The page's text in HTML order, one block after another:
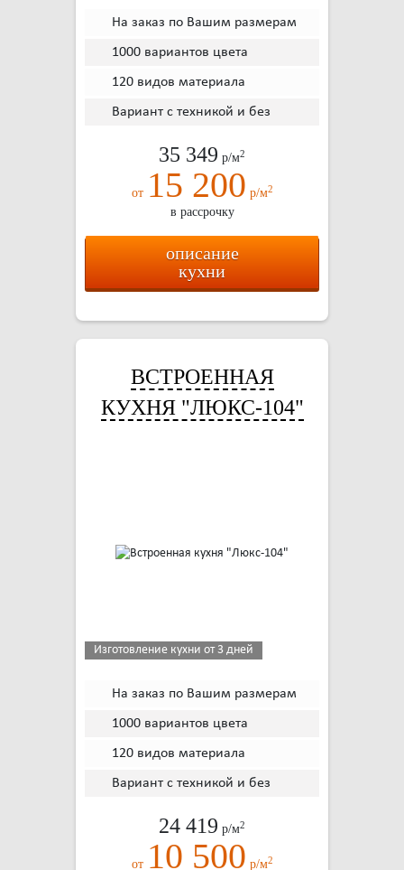
На заказ по Вашим размерам
1000 вариантов цвета
120 видов материала
Вариант с техникой и без
35 349 р/м2
от 15 200 р/м2
в рассрочку
описание
кухни
ВСТРОЕННАЯ
КУХНЯ "ЛЮКС-104"
Изготовление кухни от 3 дней
На заказ по Вашим размерам
1000 вариантов цвета
120 видов материала
Вариант с техникой и без
24 419 р/м2
от 10 500 р/м2